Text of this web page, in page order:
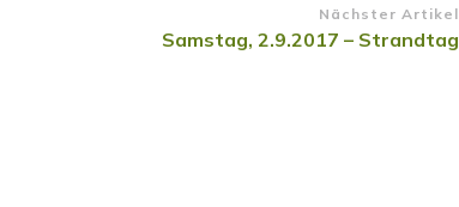
Nächster Artikel
Samstag, 2.9.2017 – Strandtag